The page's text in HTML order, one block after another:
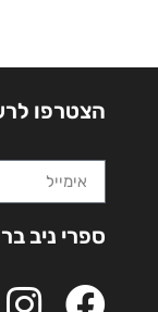
הצטרפו
ספרי ניב